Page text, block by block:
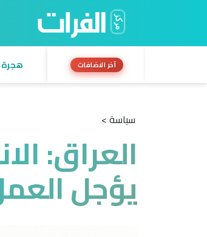
آخر الاضافات هجرة
سياسة >
العراق:
يؤجل